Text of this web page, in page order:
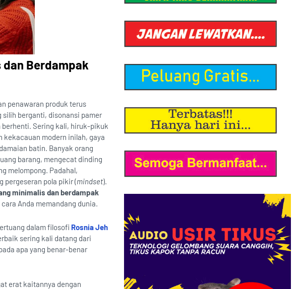
dan Berdampak
penawaran produk terus
silih berganti, disonansi pamer
Sering kali, hiruk-pikuk
kekacauan modern inilah, gaya
batin. Banyak orang
barang, mengecat dinding
melompong. Padahal,
pergeseran pola pikir (mindset).
minimalis dan berdampak
Anda memandang dunia.
dalam filosofi Rosnia Jeh
sering kali datang dari
apa yang benar-benar
erat kaitannya dengan